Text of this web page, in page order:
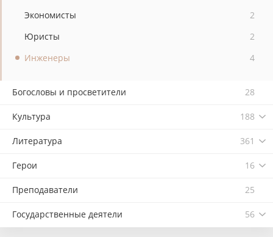
Экономисты
2
Юристы
2
Инженеры
4
Богословы и просветители 28
Культура 188
Литература 361
Герои 16
Преподаватели 25
Государственные деятели 56